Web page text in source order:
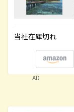
当社在庫切れ
AD